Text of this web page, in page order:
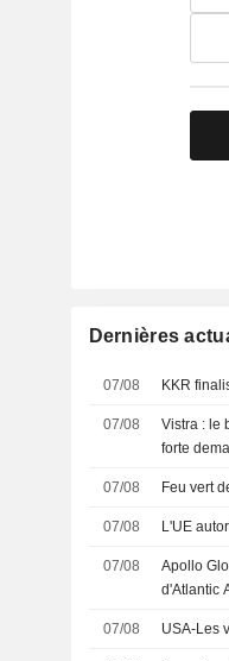
Dernières
07/08 KKR
07/08
Vistra : le
forte
07/08 Feu vert
07/08 L'UE
07/08
Apollo
d'Atlantic
07/08 USA-Les